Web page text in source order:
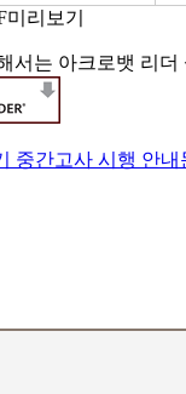
리보기
서는 아크로뱃 리
중간고사 시행 안내